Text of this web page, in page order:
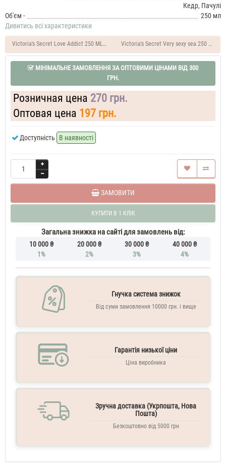
Opium
35
ML
жіночіYves
Black
Opium
Духи
жіночі
MLYves
Laurent
Opium
ML
жіночіYves
Black
Laurent
Black
Кедр, Пачулі
Об'єм -
250 мл
Дивитись всі характеристики
Victoria's Secret Love Addict 250 ML Міст для тіла парфумований
Victoria's Secret Very sexy sea 250 ML
МІНІМАЛЬНЕ ЗАМОВЛЕННЯ ЗА ОПТОВИМИ ЦІНАМИ ВІД 300
ГРН.
Розничная цена 270 грн.
Оптовая цена 197 грн.
Доступність В наявності
ЗАМОВИТИ
КУПИТИ В 1 КЛІК
Загальна знижка на сайті для замовлень від:
10 000 ₴
1%
20 000 ₴
2%
30 000 ₴
3%
40 000 ₴
4%
Гнучка система знижок
Від суми замовлення 10000 грн. і вище
Гарантія низької ціни
Ціна виробника
Зручна доставка (Укрпошта, Нова
Пошта)
Безкоштовно від 5000 грн